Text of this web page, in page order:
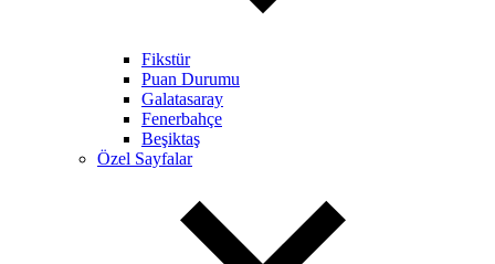
Fikstür
Puan Durumu
Galatasaray
Fenerbahçe
Beşiktaş
Özel Sayfalar